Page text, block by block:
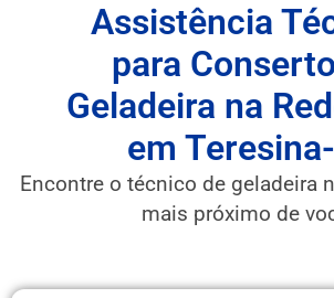
Assistência
para
Geladeira na
em
Encontre o técnico de geladeira
mais próximo de